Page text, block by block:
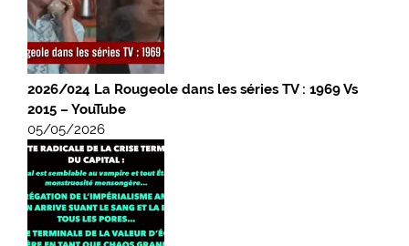
2026/024 La Rougeole dans les séries TV : 1969 Vs
2015 – YouTube
05/05/2026